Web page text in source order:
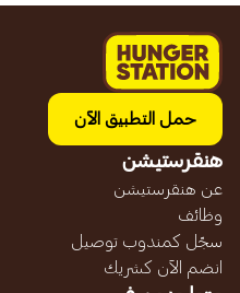
حمل التطبيق الآن
هنقرستيشن
عن هنقرستيشن
وظائف
سجّل كمندوب توصيل
انضم الآن كشريك